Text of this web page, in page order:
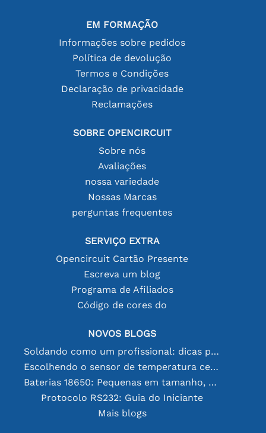
EM FORMAÇÃO
Informações sobre pedidos
Política de devolução
Termos e Condições
Declaração de privacidade
Reclamações
SOBRE OPENCIRCUIT
Sobre nós
Avaliações
nossa variedade
Nossas Marcas
perguntas frequentes
SERVIÇO EXTRA
Opencircuit Cartão Presente
Escreva um blog
Programa de Afiliados
Código de cores do
NOVOS BLOGS
Soldando como um profissional: dicas para conexões eletrônicas perfeitas
Escolhendo o sensor de temperatura certo [youtube]
Baterias 18650: Pequenas em tamanho, grandes em desempenho
Protocolo RS232: Guia do Iniciante
Mais blogs